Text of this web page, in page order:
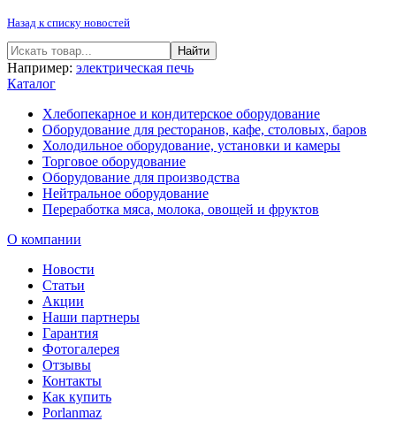
Назад к списку новостей
Например: электрическая печь
Каталог
Хлебопекарное и кондитерское оборудование
Оборудование для ресторанов, кафе, столовых, баров
Холодильное оборудование, установки и камеры
Торговое оборудование
Оборудование для производства
Нейтральное оборудование
Переработка мяса, молока, овощей и фруктов
О компании
Новости
Статьи
Акции
Наши партнеры
Гарантия
Фотогалерея
Отзывы
Контакты
Как купить
Porlanmaz